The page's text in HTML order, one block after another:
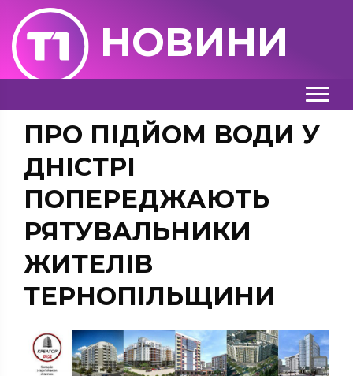
НОВИНИ
ПРО ПІДЙОМ ВОДИ У
ДНІСТРІ
ПОПЕРЕДЖАЮТЬ
РЯТУВАЛЬНИКИ
ЖИТЕЛІВ
ТЕРНОПІЛЬЩИНИ